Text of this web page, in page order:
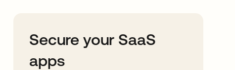
Secure your SaaS
apps